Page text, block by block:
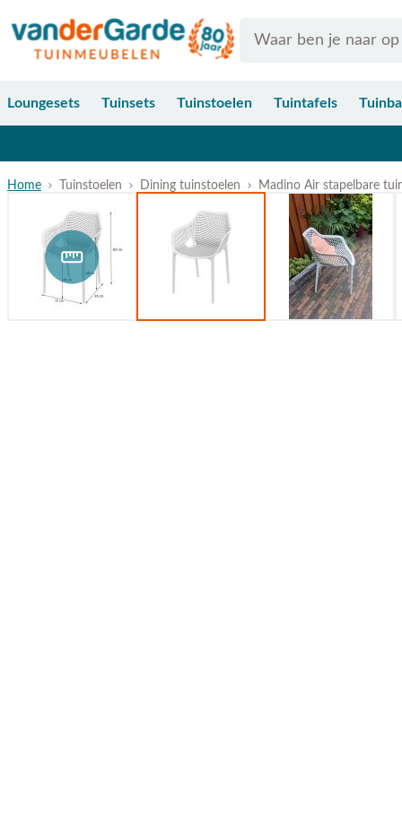
Loungesets Tuinsets Tuinstoelen Tuintafels
Home Tuinstoelen Dining tuinstoelen Madino Air stapelbare